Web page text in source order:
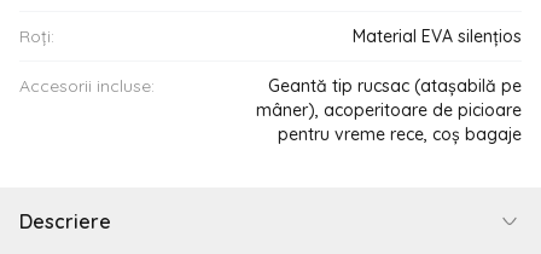
Roți: Material EVA silențios
Accesorii incluse:
Geantă tip rucsac (atașabilă pe
mâner), acoperitoare de picioare
pentru vreme rece, coș bagaje
Descriere